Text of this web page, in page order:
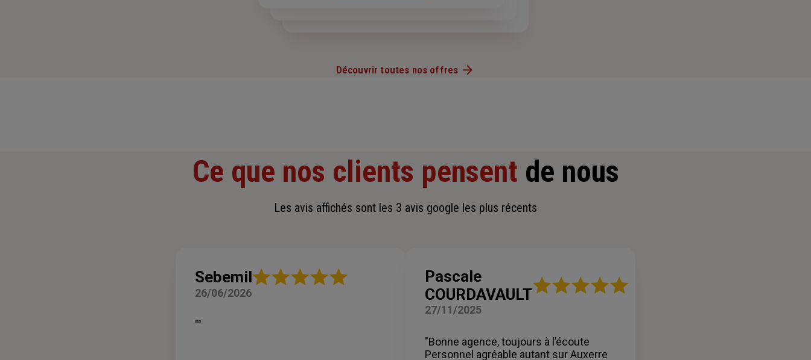
Découvrir toutes nos offres
Ce que nos clients pensent de nous
Les avis affichés sont les 3 avis google les plus récents
SebemilNote
26/06/2026
""
Pascale
COURDAVAULT
Note
étoiles
27/11/2025
"Bonne agence, toujours à l’écoute
Personnel agréable autant sur Auxerre